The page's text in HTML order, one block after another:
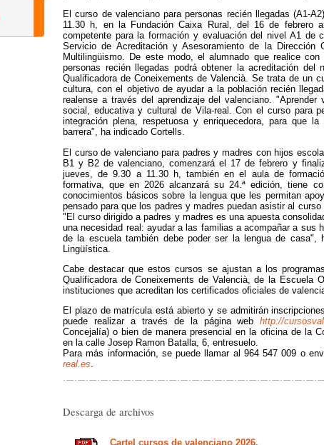
El curso de valenciano para personas recién llegadas (A1-
11.30 h, en la Fundación Caixa Rural, del 16 de febrero
competente para la formación y evaluación del nivel A1 de
Servicio de Acreditación y Asesoramiento de la
Multilingüismo. De este modo, el alumnado que realice
personas recién llegadas podrá obtener la acreditación
Qualificadora de Coneixements de Valencià. Se trata de un
cultura, con el objetivo de ayudar a la población recién
realense a través del aprendizaje del valenciano.
social, educativa y cultural de Vila-real. Con el curso para
integración plena, respetuosa y enriquecedora, para que
barrera", ha indicado Cortells.
El curso de valenciano para padres y madres con hijos
B1 y B2 de valenciano, comenzará el 17 de febrero y
jueves, de 9.30 a 11.30 h, también en el aula de
formativa, que en 2026 alcanzará su 24.ª edición, tiene
conocimientos básicos sobre la lengua que les permitan
pensado para que los padres y madres puedan asistir al
"El curso dirigido a padres y madres es una apuesta
una necesidad real: ayudar a las familias a acompañar a sus
de la escuela también debe poder ser la lengua de casa",
Lingüística.
Cabe destacar que estos cursos se ajustan a los
Qualificadora de Coneixements de Valencià, de la Escuela
instituciones que acreditan los certificados oficiales de
El plazo de matrícula está abierto y se admitirán
puede realizar a través de la página webhttp://
Concejalía) o bien de manera presencial en la oficina de la
en la calle Josep Ramon Batalla, 6, entresuelo.
Para más información, se puede llamar al 964 547 009 o
real.es.
Descarga de archivos
Cartel cursos de valenciano 2026.